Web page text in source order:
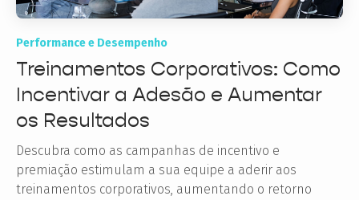
Performance e Desempenho
Treinamentos Corporativos: Como
Incentivar a Adesão e Aumentar
os Resultados
Descubra como as campanhas de incentivo e
premiação estimulam a sua equipe a aderir aos
treinamentos corporativos, aumentando o retorno